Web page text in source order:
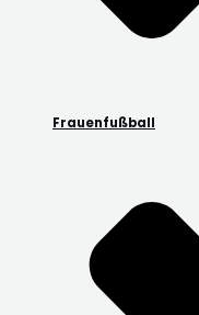
Frauenfußball